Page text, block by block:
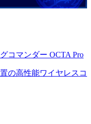
コマンダー OCTA Pro
の高性能ワイヤレスコ